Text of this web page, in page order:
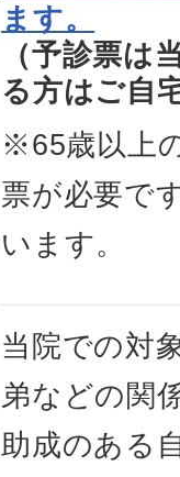
ます。
（予診票は
る方はご自
※65歳以上
票が必要で
います。
当院での対
弟などの関
助成のある